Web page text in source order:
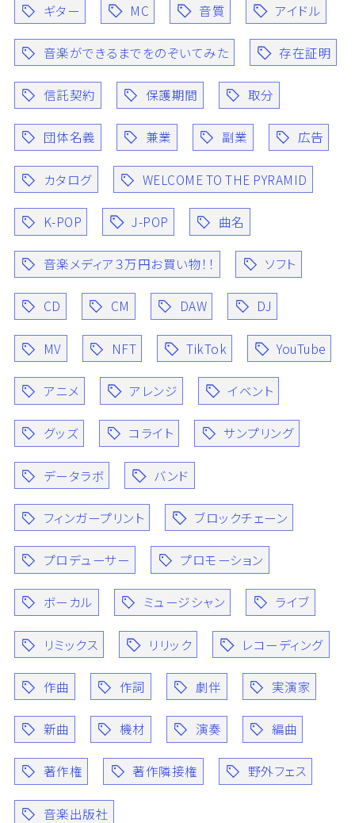
ギター MC 音質 アイドル
音楽ができるまでをのぞいてみた 存在証明
信託契約 保護期間 取分
団体名義 兼業 副業 広告
カタログ WELCOME TO THE PYRAMID
K-POP J-POP 曲名
音楽メディア３万円お買い物！！ ソフト
CD CM DAW DJ
MV NFT TikTok YouTube
アニメ アレンジ イベント
グッズ コライト サンプリング
データラボ バンド
フィンガープリント ブロックチェーン
プロデューサー プロモーション
ボーカル ミュージシャン ライブ
リミックス リリック レコーディング
作曲 作詞 劇伴 実演家
新曲 機材 演奏 編曲
著作権 著作隣接権 野外フェス
音楽出版社